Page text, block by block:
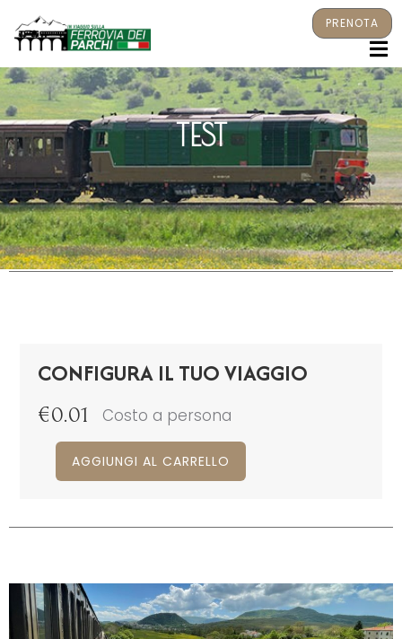
PRENOTA
TEST
CONFIGURA IL TUO VIAGGIO
€0.01 Costo a persona
AGGIUNGI AL CARRELLO